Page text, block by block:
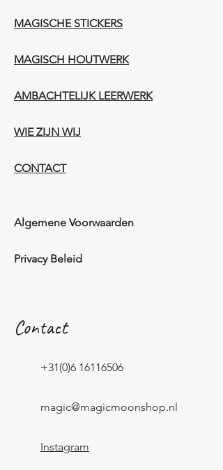
MAGISCHE STICKERS
MAGISCH HOUTWERK
AMBACHTELIJK LEERWERK​
WIE ZIJN WIJ​​
CONTACT
Algemene Voorwaarden
Privacy Beleid
Contact
+31(0)6 16116506
magic@magicmoonshop.nl
Instagram